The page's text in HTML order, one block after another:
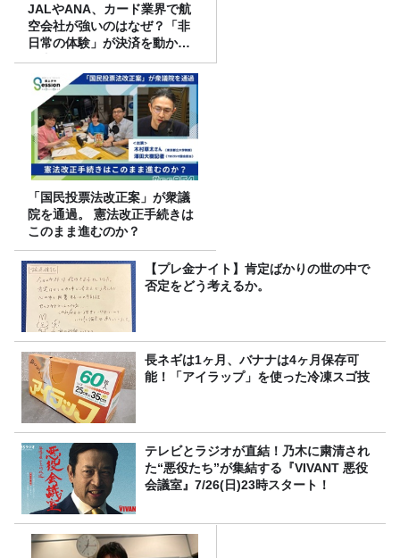
JALやANA、カード業界で航
空会社が強いのはなぜ？「非
日常の体験」が決済を動かす
理由
「国民投票法改正案」が衆議
院を通過。 憲法改正手続きは
このまま進むのか？
【プレ金ナイト】肯定ばかりの世の中で
否定をどう考えるか。
長ネギは1ヶ月、バナナは4ヶ月保存可
能！「アイラップ」を使った冷凍スゴ技
テレビとラジオが直結！乃木に粛清され
た“悪役たち”が集結する『VIVANT 悪役
会議室』7/26(日)23時スタート！